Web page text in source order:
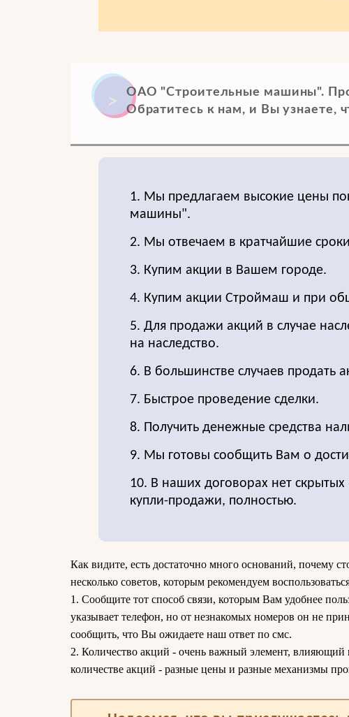
ОАО "Строительные машины".
Обратитесь к нам, и Вы узнаете,
1. Мы предлагаем высокие цены
машины".
2. Мы отвечаем в кратчайшие
3. Купим акции в Вашем городе.
4. Купим акции Строймаш и при
5. Для продажи акций в случае
на наследство.
6. В большинстве случаев продать
7. Быстрое проведение сделки.
8. Получить денежные средства
9. Мы готовы сообщить Вам о
10. В наших договорах нет
купли-продажи, полностью.
Как видите, есть достаточно много оснований, почему
несколько советов, которым рекомендуем
1. Сообщите тот способ связи, которым Вам удобнее
указывает телефон, но от незнакомых номеров он не
сообщить, что Вы ожидаете наш ответ по смс.
2. Количество акций - очень важный элемент, влияющий
количестве акций - разные цены и разные механизмы